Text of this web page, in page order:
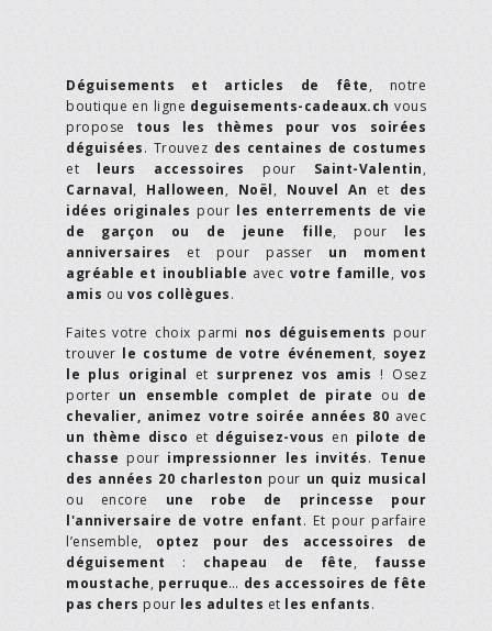
Déguisements et articles de fête, notre
boutique en ligne deguisements-cadeaux.ch vous
propose tous les thèmes pour vos soirées
déguisées. Trouvez des centaines de costumes
et leurs accessoires pour Saint-Valentin,
Carnaval, Halloween, Noël, Nouvel An et des
idées originales pour les enterrements de vie
de garçon ou de jeune fille, pour les
anniversaires et pour passer un moment
agréable et inoubliable avec votre famille, vos
amis ou vos collègues.
Faites votre choix parmi nos déguisements pour
trouver le costume de votre événement, soyez
le plus original et surprenez vos amis ! Osez
porter un ensemble complet de pirate ou de
chevalier, animez votre soirée années 80 avec
un thème disco et déguisez-vous en pilote de
chasse pour impressionner les invités. Tenue
des années 20 charleston pour un quiz musical
ou encore une robe de princesse pour
l'anniversaire de votre enfant. Et pour parfaire
l’ensemble, optez pour des accessoires de
déguisement : chapeau de fête, fausse
moustache, perruque… des accessoires de fête
pas chers pour les adultes et les enfants.